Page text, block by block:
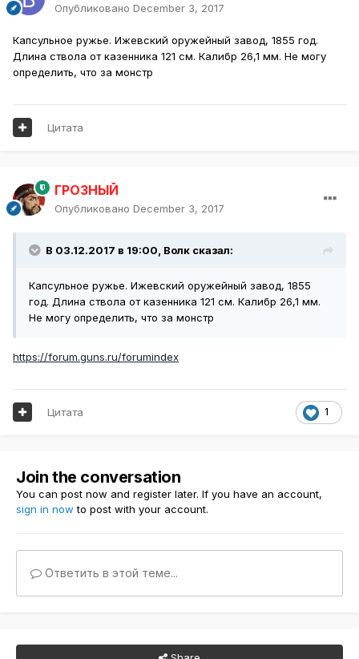
Опубликовано December 3, 2017
Капсульное ружье. Ижевский оружейный завод, 1855 год.
Длина ствола от казенника 121 см. Калибр 26,1 мм. Не могу
определить, что за монстр
Цитата
ГРОЗНЫЙ
Опубликовано December 3, 2017
В 03.12.2017 в 19:00, Волк сказал:
Капсульное ружье. Ижевский оружейный завод, 1855
год. Длина ствола от казенника 121 см. Калибр 26,1 мм.
Не могу определить, что за монстр
https://forum.guns.ru/forumindex
1
Цитата
Join the conversation
You can post now and register later. If you have an account,
sign in now to post with your account.
Ответить в этой теме...